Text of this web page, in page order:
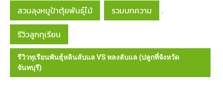
สวนลุงหมูป้าตุ้ยพันธุ์ไม้
รวมบทความ ,
รีวิวลูกทุเรียน
รีวิวทุเรียนพันธุ์หลินลับแล VS หลงลับแล (ปลูกที่จังหวัด
จันทบุรี)